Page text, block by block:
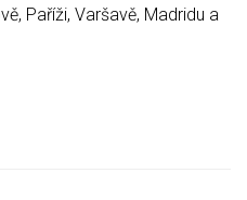
Paříži, Varšavě, Madridu a